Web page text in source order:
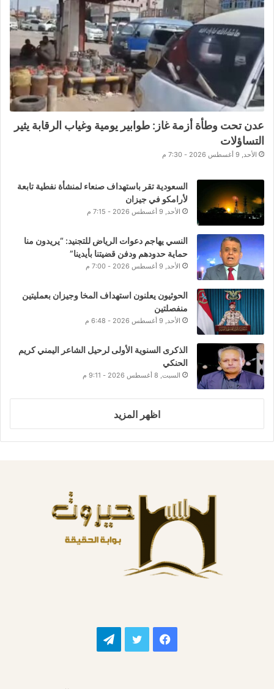
عدن تحت وطأة أزمة غاز: طوابير يومية وغياب الرقابة يثير
التساؤلات
الأحد, 9 أغسطس 2026 - 7:30 م
السعودية تقر باستهداف صنعاء لمنشأة نفطية تابعة
لأرامكو في جيزان
الأحد, 9 أغسطس 2026 - 7:15 م
النسي يهاجم دعوات الرياض للتجنيد: “يريدون منا
حماية حدودهم ودفن قضيتنا بأيدينا”
الأحد, 9 أغسطس 2026 - 7:00 م
الحوثيون يعلنون استهداف المخا وجيزان بعمليتين
منفصلتين
الأحد, 9 أغسطس 2026 - 6:48 م
الذكرى السنوية الأولى لرحيل الشاعر اليمني كريم
الحنكي
السبت, 8 أغسطس 2026 - 9:11 م
اظهر المزيد
فيسبوك تويتر تيلقرام